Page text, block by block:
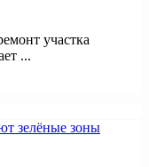
участка
...